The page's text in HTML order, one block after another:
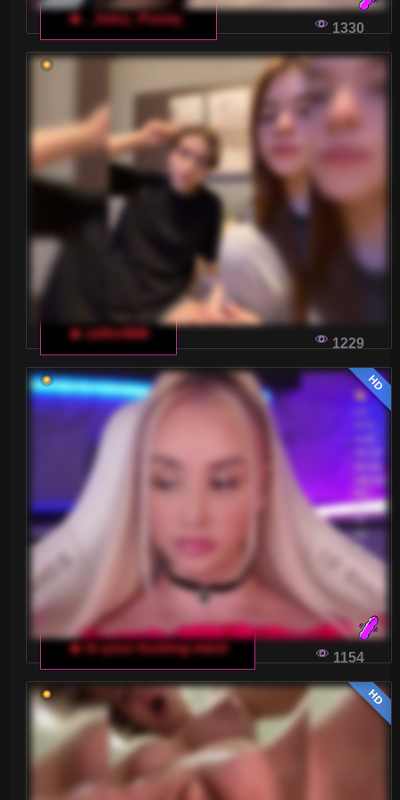
Marzysz o rozpoczęciu własnej przygody z
erotycznymi streamami na włoskim czacie dla
dorosłych, ale nie wiesz od czego zacząć? Ten
artykuł podpowie ci, jak wybrać odpowiedni
sprzęt i na co zwrócić uwagę, aby osiągnąć
sukces.
DLACZEGO MĘŻCZYŹNI WYBIERAJĄ
WŁOSKI CZAT DLA DOROSŁYCH DO
POSZUKIWANIA PARTNERKI
Dlaczego mężczyźni coraz częściej wybierają
włoski czat dla dorosłych do poszukiwania
partnerki? Odpowiedź może Was zaskoczyć.
NOWE TRENDY WE WŁOSKICH CZATACH
DLA DOROSŁYCH: JAK PRZEKSZTAŁCIŁY
SIĘ FORMATY W OSTATNICH LATACH
Włoskie czaty dla dorosłych przechodzą
dynamiczne zmiany. Nowe formaty i technologie
przekształcają sposób, w jaki użytkownicy
wchodzą w interakcję na tych platformach.
WŁOSKI CHAT DLA DOROSŁYCH: JAK
SPRAWIĆ, ABY TWOJE STRUMIENIE BYŁY
NIEZAPOMNIANE?
Chcesz, aby Twój strumień na włoskim czacie
dla dorosłych wyróżniał się na tle innych? Oto
kilka wskazówek, które pomogą Ci stworzyć
niezapomniane transmisje.
🔥 _Juicy_Pussy_
1330
🔥 zefirrr666
1229
HD
🔥 In-your-fucking-mind
1154
HD